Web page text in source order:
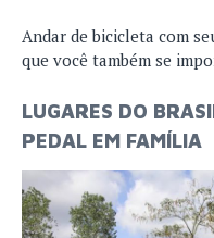
Andar de bicicleta com
que você também se
LUGARES DO
PEDAL EM FAMÍLIA